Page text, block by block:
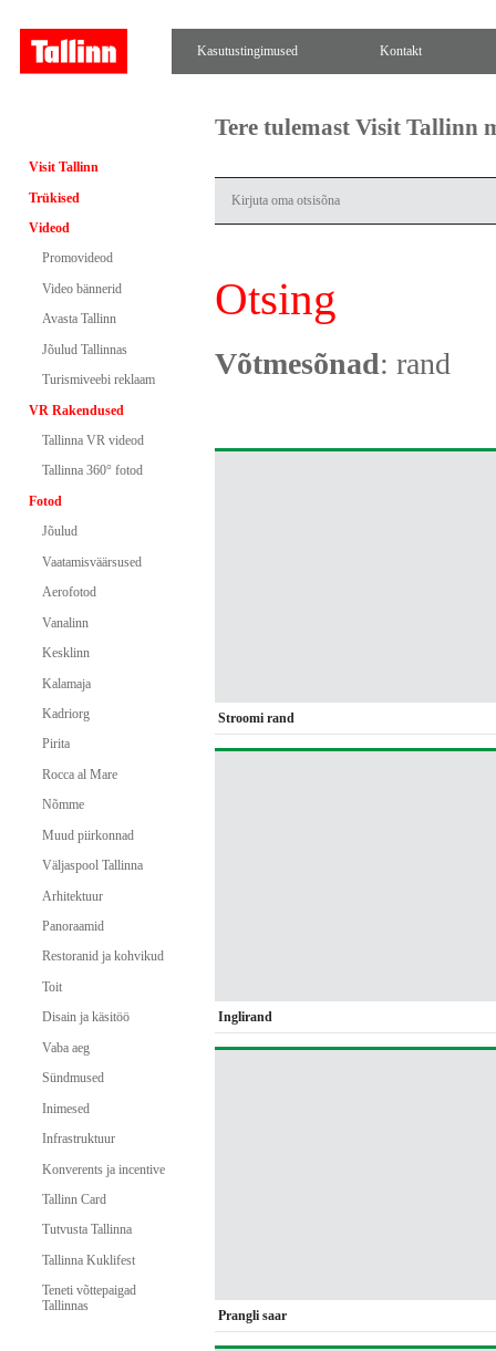
Kasutustingimused Kontakt
Visit Tallinn
Trükised
Videod
Promovideod
Video bännerid
Avasta Tallinn
Jõulud Tallinnas
Turismiveebi reklaam
VR Rakendused
Tallinna VR videod
Tallinna 360° fotod
Fotod
Jõulud
Vaatamisväärsused
Aerofotod
Vanalinn
Kesklinn
Kalamaja
Kadriorg
Pirita
Rocca al Mare
Nõmme
Muud piirkonnad
Väljaspool Tallinna
Arhitektuur
Panoraamid
Restoranid ja kohvikud
Toit
Disain ja käsitöö
Vaba aeg
Sündmused
Inimesed
Infrastruktuur
Konverents ja incentive
Tallinn Card
Tutvusta Tallinna
Tallinna Kuklifest
Teneti võttepaigad
Tallinnas
Tere tulemast Visit Tallinn
Otsing
Võtmesõnad: rand
Stroomi rand
Inglirand
Prangli saar